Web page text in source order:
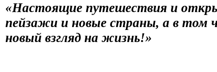
«Настоящие путешествия и
пейзажи и новые страны, а в том
новый взгляд на жизнь!»